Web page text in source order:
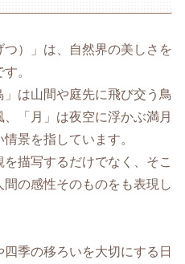
つ）」は、自然界の美しさを
。
」は山間や庭先に飛び交う鳥
「月」は夜空に浮かぶ満月
景を指しています。
描写するだけでなく、そこ
の感性そのものをも表現し
季の移ろいを大切にする日